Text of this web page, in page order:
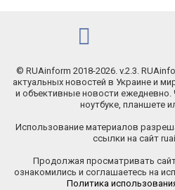
© RUAinform 2018-2026. v.2.3.
актуальных новостей в Украине и
и объективные новости
ноутбуке, планшете
Использование материалов
ссылки на сайт
Продолжая просматривать
ознакомились и соглашаетесь на
Политика